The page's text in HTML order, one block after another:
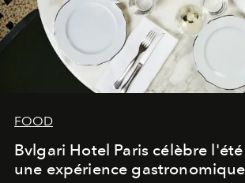
FOOD
Bvlgari Hotel Paris célèbre
une expérience